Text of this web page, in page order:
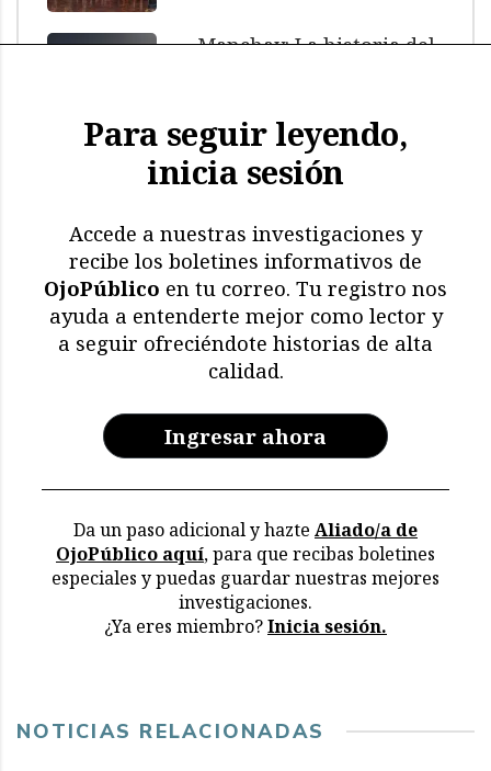
Manchay: La historia del
El impacto de El Niño: más
mamíferos marinos
muertos
Memoria en riesgo:
restricciones y deterioro
en los archivos de la CVR
Para seguir leyendo,
inicia sesión
Accede a nuestras investigaciones y
recibe los boletines informativos de
OjoPúblico en tu correo. Tu registro nos
ayuda a entenderte mejor como lector y
a seguir ofreciéndote historias de alta
calidad.
Ingresar ahora
Da un paso adicional y hazte Aliado/a de
OjoPúblico aquí, para que recibas boletines
especiales y puedas guardar nuestras mejores
investigaciones.
¿Ya eres miembro?Inicia sesión.
NOTICIAS RELACIONADAS